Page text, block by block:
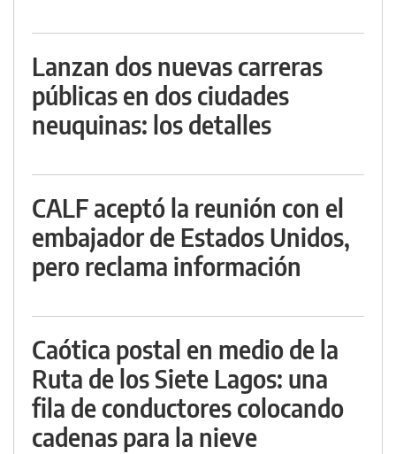
Lanzan dos nuevas carreras
públicas en dos ciudades
neuquinas: los detalles
CALF aceptó la reunión con el
embajador de Estados Unidos,
pero reclama información
Caótica postal en medio de la
Ruta de los Siete Lagos: una
fila de conductores colocando
cadenas para la nieve